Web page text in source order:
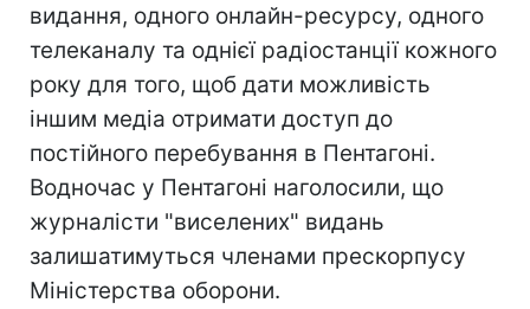
видання, одного онлайн-ресурсу, одного
телеканалу та однієї радіостанції кожного
року для того, щоб дати можливість
іншим медіа отримати доступ до
постійного перебування в Пентагоні.
Водночас у Пентагоні наголосили, що
журналісти "виселених" видань
залишатимуться членами прескорпусу
Міністерства оборони.